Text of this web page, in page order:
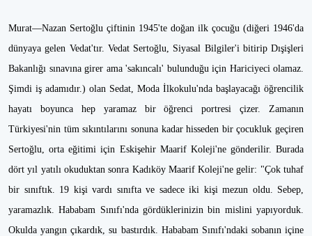
Murat—Nazan Sertoğlu çiftinin 1945'te doğan ilk çocuğu (diğeri 1946'da
dünyaya gelen Vedat'tır. Vedat Sertoğlu, Siyasal Bilgiler'i bitirip Dışişleri
Bakanlığı sınavına girer ama 'sakıncalı' bulunduğu için Hariciyeci olamaz.
Şimdi iş adamıdır.) olan Sedat, Moda İlkokulu'nda başlayacağı öğrencilik
hayatı boyunca hep yaramaz bir öğrenci portresi çizer. Zamanın
Türkiyesi'nin tüm sıkıntılarını sonuna kadar hisseden bir çocukluk geçiren
Sertoğlu, orta eğitimi için Eskişehir Maarif Koleji'ne gönderilir. Burada
dört yıl yatılı okuduktan sonra Kadıköy Maarif Koleji'ne gelir: "Çok tuhaf
bir sınıftık. 19 kişi vardı sınıfta ve sadece iki kişi mezun oldu. Sebep,
yaramazlık. Hababam Sınıfı'nda gördüklerinizin bin mislini yapıyorduk.
Okulda yangın çıkardık, su bastırdık. Hababam Sınıfı'ndaki sobanın içine